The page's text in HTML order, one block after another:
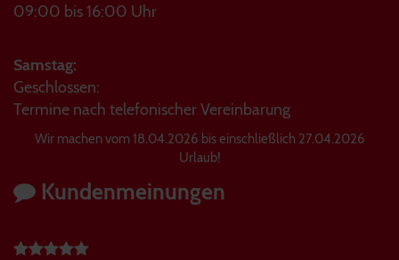
09:00 bis 16:00 Uhr
Samstag:
Geschlossen:
Termine nach telefonischer Vereinbarung
Wir machen vom 18.04.2026 bis einschließlich 27.04.2026
Urlaub!
Kundenmeinungen